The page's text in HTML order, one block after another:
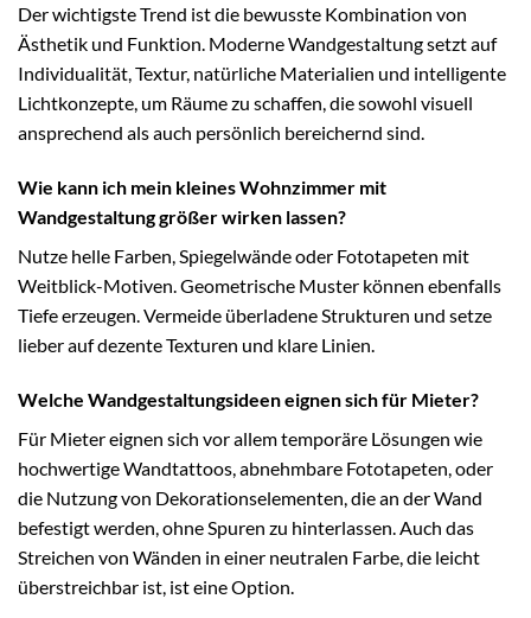
Der wichtigste Trend ist die bewusste Kombination von
Ästhetik und Funktion. Moderne Wandgestaltung setzt auf
Individualität, Textur, natürliche Materialien und intelligente
Lichtkonzepte, um Räume zu schaffen, die sowohl visuell
ansprechend als auch persönlich bereichernd sind.
Wie kann ich mein kleines Wohnzimmer mit
Wandgestaltung größer wirken lassen?
Nutze helle Farben, Spiegelwände oder Fototapeten mit
Weitblick-Motiven. Geometrische Muster können ebenfalls
Tiefe erzeugen. Vermeide überladene Strukturen und setze
lieber auf dezente Texturen und klare Linien.
Welche Wandgestaltungsideen eignen sich für Mieter?
Für Mieter eignen sich vor allem temporäre Lösungen wie
hochwertige Wandtattoos, abnehmbare Fototapeten, oder
die Nutzung von Dekorationselementen, die an der Wand
befestigt werden, ohne Spuren zu hinterlassen. Auch das
Streichen von Wänden in einer neutralen Farbe, die leicht
überstreichbar ist, ist eine Option.